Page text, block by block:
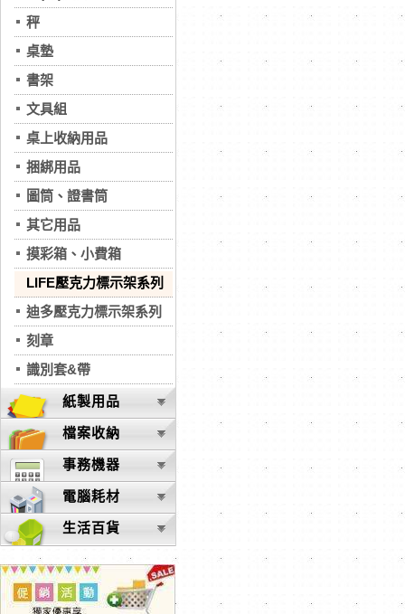
秤
桌墊
書架
文具組
桌上收納用品
捆綁用品
圖筒、證書筒
其它用品
摸彩箱、小費箱
LIFE壓克力標示架系列
迪多壓克力標示架系列
刻章
識別套&帶
紙製用品
檔案收納
事務機器
電腦耗材
生活百貨